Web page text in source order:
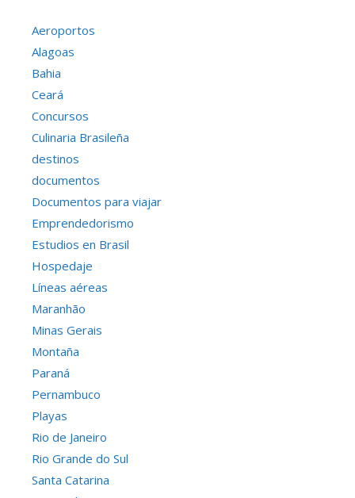
Aeroportos
Alagoas
Bahia
Ceará
Concursos
Culinaria Brasileña
destinos
documentos
Documentos para viajar
Emprendedorismo
Estudios en Brasil
Hospedaje
Líneas aéreas
Maranhão
Minas Gerais
Montaña
Paraná
Pernambuco
Playas
Rio de Janeiro
Rio Grande do Sul
Santa Catarina